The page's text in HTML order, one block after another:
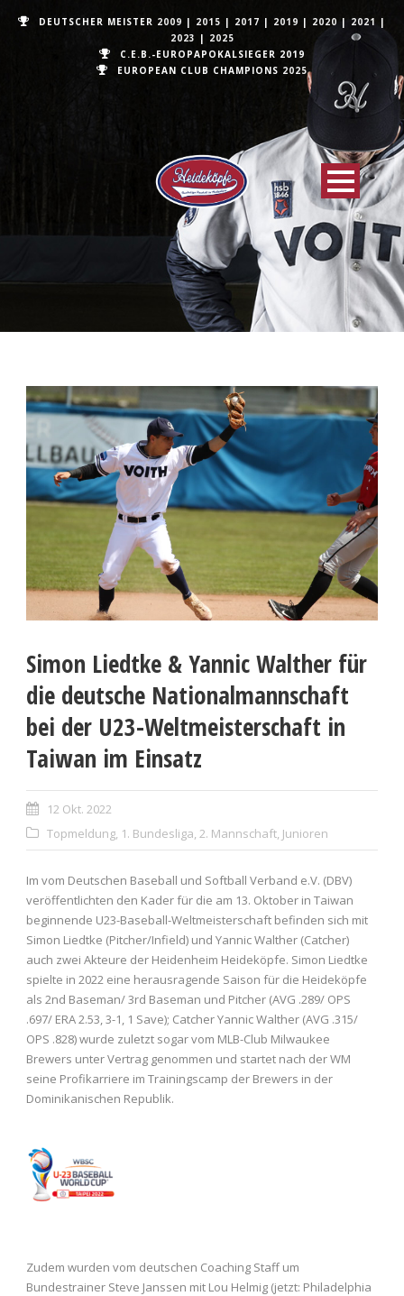
DEUTSCHER MEISTER 2009 | 2015 | 2017 | 2019 | 2020 | 2021 |
2023 | 2025
C.E.B.-EUROPAPOKALSIEGER 2019
EUROPEAN CLUB CHAMPIONS 2025
Simon Liedtke & Yannic Walther für
die deutsche Nationalmannschaft
bei der U23-Weltmeisterschaft in
Taiwan im Einsatz
12 Okt. 2022
Topmeldung, 1. Bundesliga, 2. Mannschaft, Junioren
Im vom Deutschen Baseball und Softball Verband e.V. (DBV)
veröffentlichten den Kader für die am 13. Oktober in Taiwan
beginnende U23-Baseball-Weltmeisterschaft befinden sich mit
Simon Liedtke (Pitcher/Infield) und Yannic Walther (Catcher)
auch zwei Akteure der Heidenheim Heideköpfe. Simon Liedtke
spielte in 2022 eine herausragende Saison für die Heideköpfe
als 2nd Baseman/ 3rd Baseman und Pitcher (AVG .289/ OPS
.697/ ERA 2.53, 3-1, 1 Save); Catcher Yannic Walther (AVG .315/
OPS .828) wurde zuletzt sogar vom MLB-Club Milwaukee
Brewers unter Vertrag genommen und startet nach der WM
seine Profikarriere im Trainingscamp der Brewers in der
Dominikanischen Republik.
Zudem wurden vom deutschen Coaching Staff um
Bundestrainer Steve Janssen mit Lou Helmig (jetzt: Philadelphia